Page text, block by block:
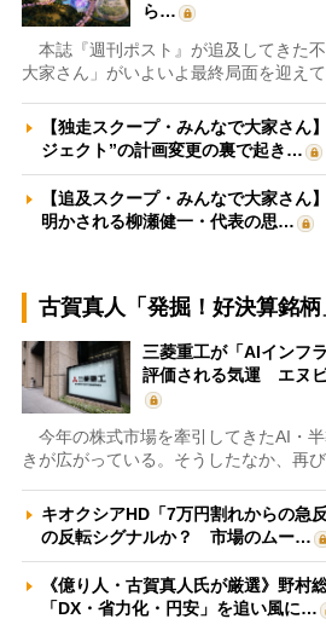
ら…
本誌『週刊ポスト』が追及してきた
大家さん」がいよいよ最終局面を迎え
【独走スクープ・みんなで大家さん
ジェクト”の計画変更の裏で起き…
【追及スクープ・みんなで大家さん
明かされる柳瀬健一・代表の思…
古賀真人「発掘！好決算銘柄
三菱重工が「AIインフ
評価される気運 エヌ
今年の株式市場を牽引してきたAI・
きが広がっている。そうしたなか、再
キオクシアHD「7万円割れからの急
の反転シグナルか？ 市場のムー…
《億り人・古賀真人氏が厳選》野村
「DX・省力化・円安」を追い風に…